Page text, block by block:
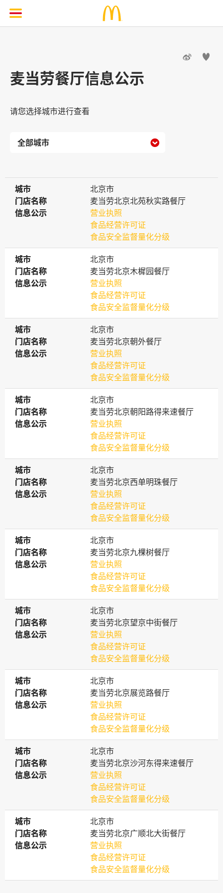
 
麦当劳餐厅信息公示
请您选择城市进行查看

城市
城市
北京市
门店名称
门店名称
麦当劳北京北苑秋实路餐厅
信息公示
信息公示
营业执照
食品经营许可证
食品安全监督量化分级
城市
城市
北京市
门店名称
门店名称
麦当劳北京木樨园餐厅
信息公示
信息公示
营业执照
食品经营许可证
食品安全监督量化分级
城市
城市
北京市
门店名称
门店名称
麦当劳北京朝外餐厅
信息公示
信息公示
营业执照
食品经营许可证
食品安全监督量化分级
城市
城市
北京市
门店名称
门店名称
麦当劳北京朝阳路得来速餐厅
信息公示
信息公示
营业执照
食品经营许可证
食品安全监督量化分级
城市
城市
北京市
门店名称
门店名称
麦当劳北京西单明珠餐厅
信息公示
信息公示
营业执照
食品经营许可证
食品安全监督量化分级
城市
城市
北京市
门店名称
门店名称
麦当劳北京九棵树餐厅
信息公示
信息公示
营业执照
食品经营许可证
食品安全监督量化分级
城市
城市
北京市
门店名称
门店名称
麦当劳北京望京中街餐厅
信息公示
信息公示
营业执照
食品经营许可证
食品安全监督量化分级
城市
城市
北京市
门店名称
门店名称
麦当劳北京展览路餐厅
信息公示
信息公示
营业执照
食品经营许可证
食品安全监督量化分级
城市
城市
北京市
门店名称
门店名称
麦当劳北京沙河东得来速餐厅
信息公示
信息公示
营业执照
食品经营许可证
食品安全监督量化分级
城市
城市
北京市
门店名称
门店名称
麦当劳北京广顺北大街餐厅
信息公示
信息公示
营业执照
食品经营许可证
食品安全监督量化分级